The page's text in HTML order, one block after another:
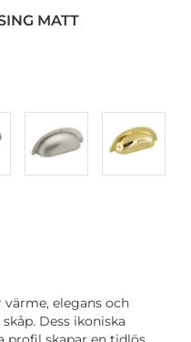
MATT
elegans och
Dess ikoniska